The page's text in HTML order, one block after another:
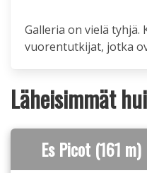
Galleria on vielä tyhjä.
vuorentutkijat, jotka
Läheisimmät
Es Picot (161 m)